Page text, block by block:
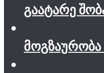
გაატარე
მოგზაურობა